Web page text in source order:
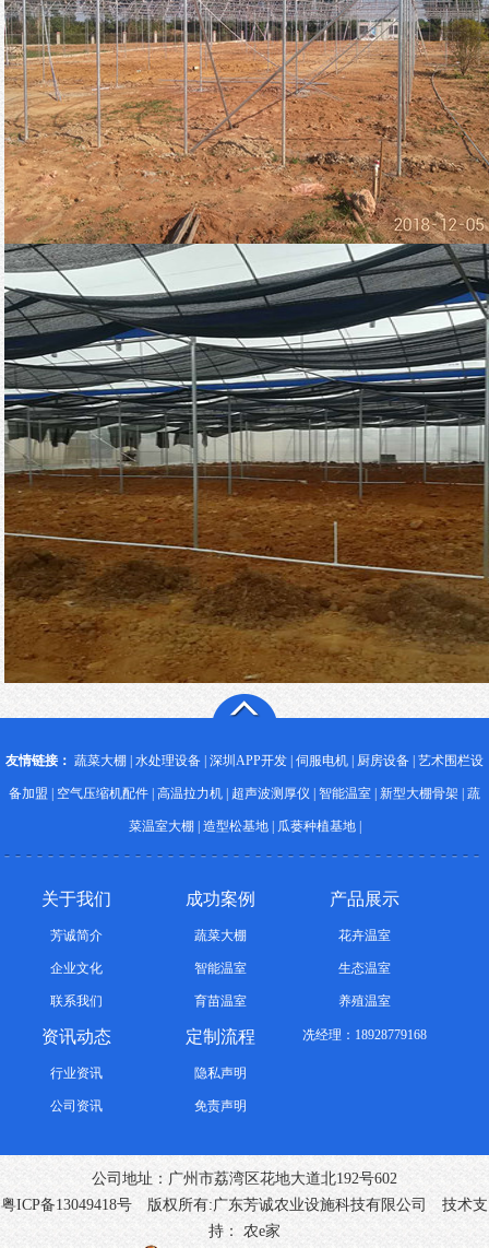
友情链接： 蔬菜大棚 | 水处理设备 | 深圳APP开发 | 伺服电机 | 厨房设备 | 艺术围栏设
备加盟 | 空气压缩机配件 | 高温拉力机 | 超声波测厚仪 | 智能温室 | 新型大棚骨架 | 蔬
菜温室大棚 | 造型松基地| 瓜蒌种植基地|
关于我们
芳诚简介
企业文化
联系我们
成功案例
蔬菜大棚
智能温室
育苗温室
产品展示
花卉温室
生态温室
养殖温室
资讯动态
行业资讯
公司资讯
定制流程
隐私声明
免责声明
冼经理：18928779168
公司地址：广州市荔湾区花地大道北192号602
粤ICP备13049418号 版权所有:广东芳诚农业设施科技有限公司 技术支
持：
农e家